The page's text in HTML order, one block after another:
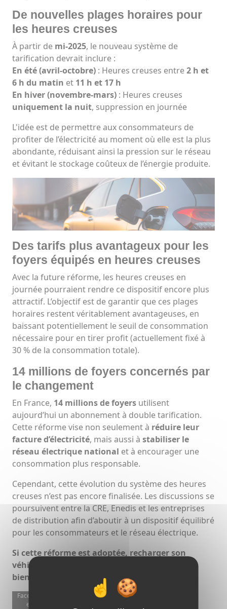
De nouvelles plages horaires pour
les heures creuses
À partir de mi-2025, le nouveau système de
tarification devrait inclure :
En été (avril-octobre) : Heures creuses entre2 h et
6 h du matin et 11 h et 17 h
En hiver (novembre-mars) : Heures creuses
uniquement la nuit, suppression en journée
L'idée est de permettre aux consommateurs de
profiter de l’électricité au moment où elle est la plus
abondante, réduisant ainsi la pression sur le réseau
et évitant le stockage coûteux de l’énergie produite.
Des tarifs plus avantageux pour les
foyers équipés en heures creuses
Avec la future réforme, les heures creuses en
journée pourraient rendre ce dispositif encore plus
attractif. L’objectif est de garantir que ces plages
horaires restent véritablement avantageuses, en
baissant potentiellement le seuil de consommation
nécessaire pour en tirer profit (actuellement fixé à
30 % de la consommation totale).
14 millions de foyers concernés par
le changement
En France, 14 millions de foyers utilisent
aujourd’hui un abonnement à double tarification.
Cette réforme vise non seulement à réduire leur
facture d’électricité, mais aussi à stabiliser le
réseau électrique national et à encourager une
consommation plus responsable.
Cependant, cette évolution du système des heures
creuses n’est pas encore finalisée. Les discussions se
poursuivent entre la CRE, Enedis et les entreprises
de distribution afin d’aboutir à un dispositif équilibré
pour les consommateurs et le réseau électrique.
Si cette réforme est adoptée, recharger son
véhicule électrique en pleine journée pourrait
bientôt coûter moins cher qu’aujourd’hui !
Facebook
est